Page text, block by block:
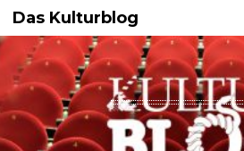
Das Kulturblog